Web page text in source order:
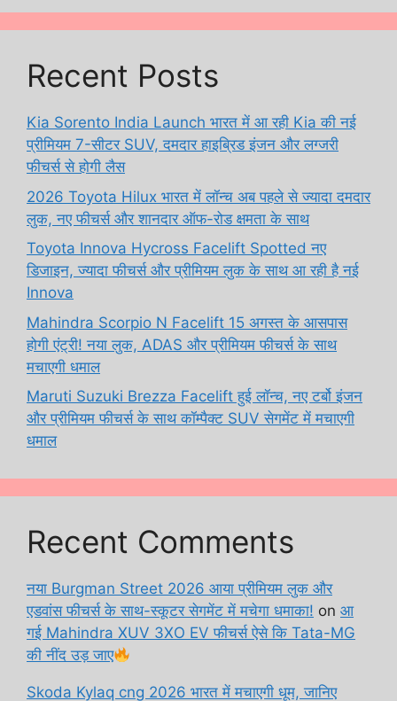
Recent Posts
Kia Sorento India Launch भारत में आ रही Kia की नई
प्रीमियम 7-सीटर SUV, दमदार हाइब्रिड इंजन और लग्जरी
फीचर्स से होगी लैस
2026 Toyota Hilux भारत में लॉन्च अब पहले से ज्यादा दमदार
लुक, नए फीचर्स और शानदार ऑफ-रोड क्षमता के साथ
Toyota Innova Hycross Facelift Spotted नए
डिजाइन, ज्यादा फीचर्स और प्रीमियम लुक के साथ आ रही है नई
Innova
Mahindra Scorpio N Facelift 15 अगस्त के आसपास
होगी एंट्री! नया लुक, ADAS और प्रीमियम फीचर्स के साथ
मचाएगी धमाल
Maruti Suzuki Brezza Facelift हुई लॉन्च, नए टर्बो इंजन
और प्रीमियम फीचर्स के साथ कॉम्पैक्ट SUV सेगमेंट में मचाएगी
धमाल
Recent Comments
नया Burgman Street 2026 आया प्रीमियम लुक और
एडवांस फीचर्स के साथ-स्कूटर सेगमेंट में मचेगा धमाका! on आ
गई Mahindra XUV 3XO EV फीचर्स ऐसे कि Tata-MG
की नींद उड़ जाए
Skoda Kylaq cng 2026 भारत में मचाएगी धूम, जानिए